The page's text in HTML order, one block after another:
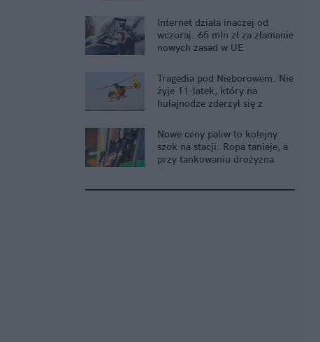
Internet działa inaczej od
wczoraj. 65 mln zł za złamanie
nowych zasad w UE
Tragedia pod Nieborowem. Nie
żyje 11-latek, który na
hulajnodze zderzył się z
Nowe ceny paliw to kolejny
szok na stacji. Ropa tanieje, a
przy tankowaniu drożyzna